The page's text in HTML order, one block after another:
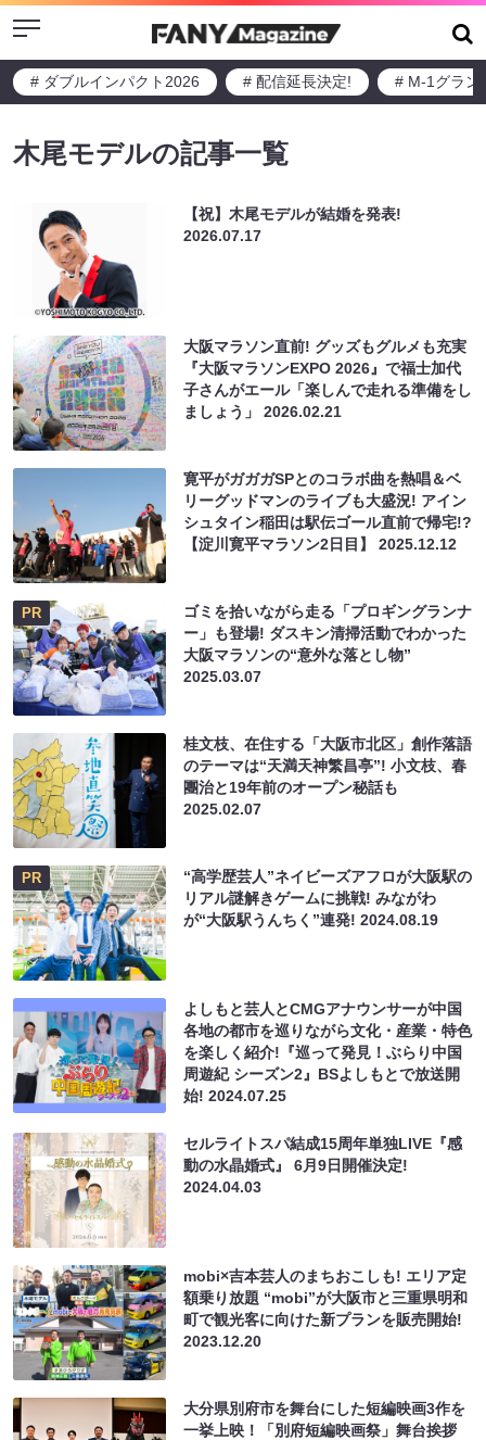
Menu
# ダブルインパクト2026 # 配信延長決定! # M-1グラン
木尾モデルの記事一覧
【祝】木尾モデルが結婚を発表!
2026.07.17
大阪マラソン直前! グッズもグルメも充実
『大阪マラソンEXPO 2026』で福士加代
子さんがエール「楽しんで走れる準備をし
ましょう」2026.02.21
寛平がガガガSPとのコラボ曲を熱唱＆ベ
リーグッドマンのライブも大盛況! アイン
シュタイン稲田は駅伝ゴール直前で帰宅!?
【淀川寛平マラソン2日目】2025.12.12
PR
ゴミを拾いながら走る「プロギングランナ
ー」も登場! ダスキン清掃活動でわかった
大阪マラソンの“意外な落とし物”
2025.03.07
桂文枝、在住する「大阪市北区」創作落語
のテーマは“天満天神繁昌亭”! 小文枝、春
團治と19年前のオープン秘話も
2025.02.07
PR
“高学歴芸人”ネイビーズアフロが大阪駅の
リアル謎解きゲームに挑戦! みながわ
が“大阪駅うんちく”連発!2024.08.19
よしもと芸人とCMGアナウンサーが中国
各地の都市を巡りながら文化・産業・特色
を楽しく紹介!『巡って発見！ぶらり中国
周遊紀 シーズン2』BSよしもとで放送開
始!2024.07.25
セルライトスパ結成15周年単独LIVE『感
動の水晶婚式』 6月9日開催決定!
2024.04.03
mobi×吉本芸人のまちおこしも! エリア定
額乗り放題 “mobi”が大阪市と三重県明和
町で観光客に向けた新プランを販売開始!
2023.12.20
大分県別府市を舞台にした短編映画3作を
一挙上映！「別府短編映画祭」舞台挨拶